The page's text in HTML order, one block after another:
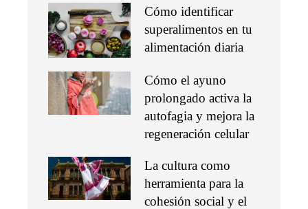
Cómo identificar
superalimentos en tu
alimentación diaria
Cómo el ayuno
prolongado activa la
autofagia y mejora la
regeneración celular
La cultura como
herramienta para la
cohesión social y el